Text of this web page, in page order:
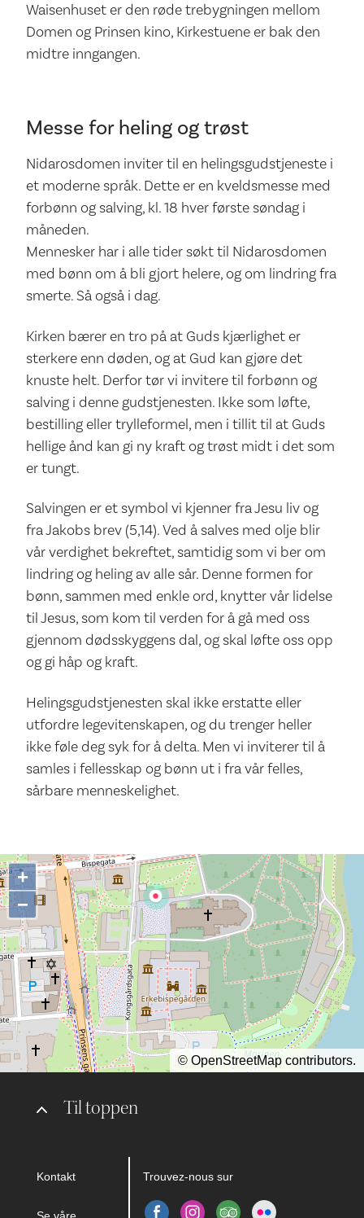
Waisenhuset er den røde trebygningen mellom
Domen og Prinsen kino, Kirkestuene er bak den
midtre inngangen.
Messe for heling og trøst
Nidarosdomen inviter til en helingsgudstjeneste i
et moderne språk. Dette er en kveldsmesse med
forbønn og salving, kl. 18 hver første søndag i
måneden.
Mennesker har i alle tider søkt til Nidarosdomen
med bønn om å bli gjort helere, og om lindring fra
smerte. Så også i dag.
Kirken bærer en tro på at Guds kjærlighet er
sterkere enn døden, og at Gud kan gjøre det
knuste helt. Derfor tør vi invitere til forbønn og
salving i denne gudstjenesten. Ikke som løfte,
bestilling eller trylleformel, men i tillit til at Guds
hellige ånd kan gi ny kraft og trøst midt i det som
er tungt.
Salvingen er et symbol vi kjenner fra Jesu liv og
fra Jakobs brev (5,14). Ved å salves med olje blir
vår verdighet bekreftet, samtidig som vi ber om
lindring og heling av alle sår. Denne formen for
bønn, sammen med enkle ord, knytter vår lidelse
til Jesus, som kom til verden for å gå med oss
gjennom dødsskyggens dal, og skal løfte oss opp
og gi håp og kraft.
Helingsgudstjenesten skal ikke erstatte eller
utfordre legevitenskapen, og du trenger heller
ikke føle deg syk for å delta. Men vi inviterer til å
samles i fellesskap og bønn ut i fra vår felles,
sårbare menneskelighet.
Til toppen
Kontakt Trouvez-nous sur
+
−
© OpenStreetMap contributors.